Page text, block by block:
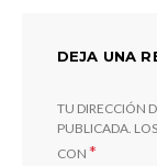
DEJA UNA
TU DIRECCIÓN
PUBLICADA.
CON *